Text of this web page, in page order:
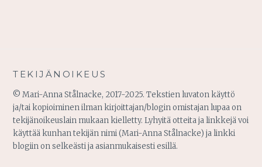
TEKIJÄNOIKEUS
© Mari-Anna Stålnacke, 2017-2025. Tekstien luvaton käyttö
ja/tai kopioiminen ilman kirjoittajan/blogin omistajan lupaa on
tekijänoikeuslain mukaan kielletty. Lyhyitä otteita ja linkkejä voi
käyttää kunhan tekijän nimi (Mari-Anna Stålnacke) ja linkki
blogiin on selkeästi ja asianmukaisesti esillä.